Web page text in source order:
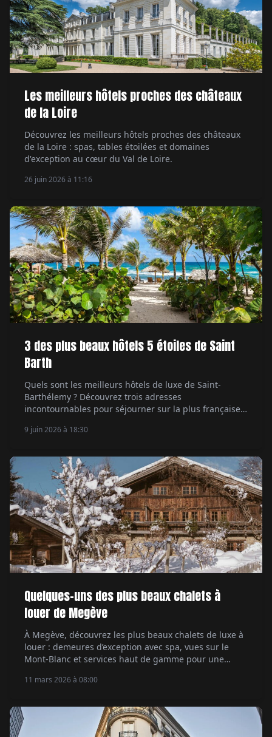
Les meilleurs hôtels proches des châteaux
de la Loire
Découvrez les meilleurs hôtels proches des châteaux
de la Loire : spas, tables étoilées et domaines
d'exception au cœur du Val de Loire.
26 juin 2026 à 11:16
3 des plus beaux hôtels 5 étoiles de Saint
Barth
Quels sont les meilleurs hôtels de luxe de Saint-
Barthélemy ? Découvrez trois adresses
incontournables pour séjourner sur la plus française
9 juin 2026 à 18:30
Quelques-uns des plus beaux chalets à
louer de Megève
À Megève, découvrez les plus beaux chalets de luxe à
louer : demeures d’exception avec spa, vues sur le
Mont-Blanc et services haut de gamme pour une
11 mars 2026 à 08:00